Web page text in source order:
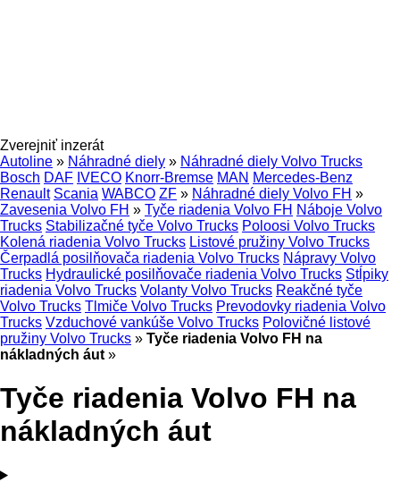
Zverejniť inzerát
Autoline » Náhradné diely » Náhradné diely Volvo Trucks
Bosch DAF IVECO Knorr-Bremse MAN Mercedes-Benz
Renault Scania WABCO ZF » Náhradné diely Volvo FH »
Zavesenia Volvo FH » Tyče riadenia Volvo FH Náboje Volvo
Trucks Stabilizačné tyče Volvo Trucks Poloosi Volvo Trucks
Kolená riadenia Volvo Trucks Listové pružiny Volvo Trucks
Čerpadlá posilňovača riadenia Volvo Trucks Nápravy Volvo
Trucks Hydraulické posilňovače riadenia Volvo Trucks Stĺpiky
riadenia Volvo Trucks Volanty Volvo Trucks Reakčné tyče
Volvo Trucks Tlmiče Volvo Trucks Prevodovky riadenia Volvo
Trucks Vzduchové vankúše Volvo Trucks Polovičné listové
pružiny Volvo Trucks » Tyče riadenia Volvo FH na
nákladných áut »
Tyče riadenia Volvo FH na
nákladných áut